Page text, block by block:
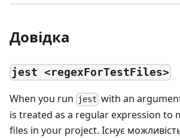
Довідка
jest <regexForTestFiles>
When you run jest with an
is treated as a regular expression to
files in your project. Існує